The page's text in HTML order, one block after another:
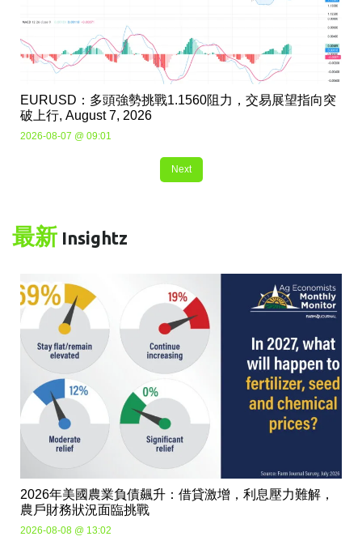
EURUSD：多頭強勢挑戰1.1560阻力，交易展望指向突
破上行, August 7, 2026
2026-08-07 @ 09:01
Next
最新 Insightz
2026年美國農業負債飆升：借貸激增，利息壓力難解，
農戶財務狀況面臨挑戰
2026-08-08 @ 13:02